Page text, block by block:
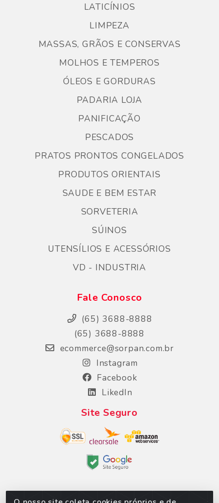
LATICÍNIOS
LIMPEZA
MASSAS, GRÃOS E CONSERVAS
MOLHOS E TEMPEROS
ÓLEOS E GORDURAS
PADARIA LOJA
PANIFICAÇÃO
PESCADOS
PRATOS PRONTOS CONGELADOS
PRODUTOS ORIENTAIS
SAUDE E BEM ESTAR
SORVETERIA
SÚINOS
UTENSÍLIOS E ACESSÓRIOS
VD - INDUSTRIA
Fale Conosco
(65) 3688-8888
(65) 3688-8888
ecommerce@sorpan.com.br
Instagram
Facebook
LikedIn
Site Seguro